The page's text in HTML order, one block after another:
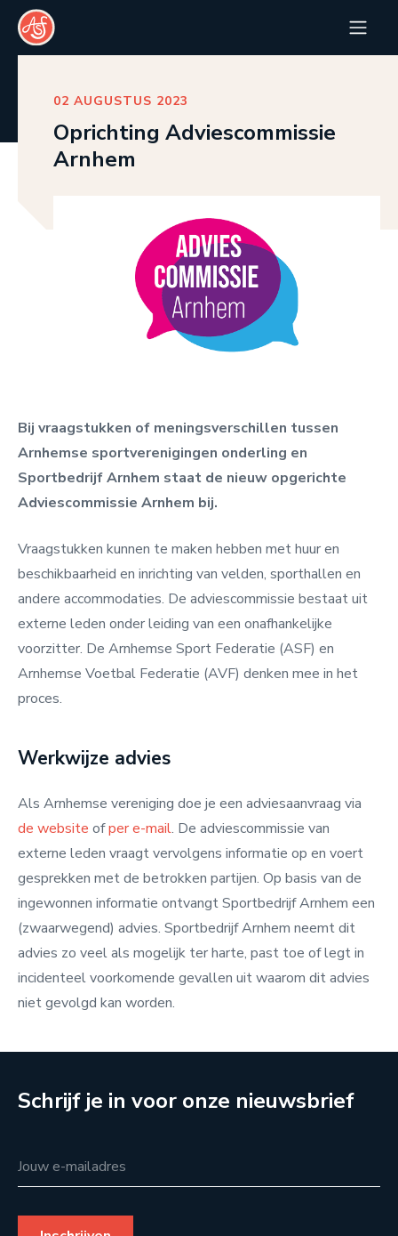
02 AUGUSTUS 2023
Oprichting Adviescommissie
Arnhem
Bij vraagstukken of meningsverschillen tussen
Arnhemse sportverenigingen onderling en
Sportbedrijf Arnhem staat de nieuw opgerichte
Adviescommissie Arnhem bij.
Vraagstukken kunnen te maken hebben met huur en
beschikbaarheid en inrichting van velden, sporthallen en
andere accommodaties. De adviescommissie bestaat uit
externe leden onder leiding van een onafhankelijke
voorzitter. De Arnhemse Sport Federatie (ASF) en
Arnhemse Voetbal Federatie (AVF) denken mee in het
proces.
Werkwijze advies
Als Arnhemse vereniging doe je een adviesaanvraag via
de website ofper e-mail. De adviescommissie van
externe leden vraagt vervolgens informatie op en voert
gesprekken met de betrokken partijen. Op basis van de
ingewonnen informatie ontvangt Sportbedrijf Arnhem een
(zwaarwegend) advies. Sportbedrijf Arnhem neemt dit
advies zo veel als mogelijk ter harte, past toe of legt in
incidenteel voorkomende gevallen uit waarom dit advies
niet gevolgd kan worden.
Schrijf je in voor onze nieuwsbrief
Jouw e-mailadres